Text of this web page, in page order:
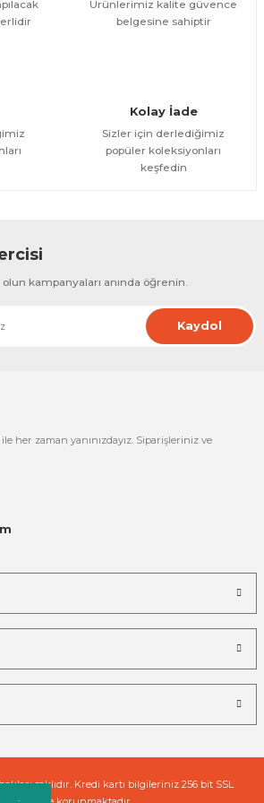
Ürünlerimiz kalite güvence
belgesine sahiptir
Kolay İade
Sizler için derlediğimiz
popüler koleksiyonları
keşfedin
kampanyaları anında öğrenin.
Kaydol
her zaman yanınızdayız. Siparişleriniz ve
saklıdır. Kredi kartı bilgileriniz 256 bit SSL